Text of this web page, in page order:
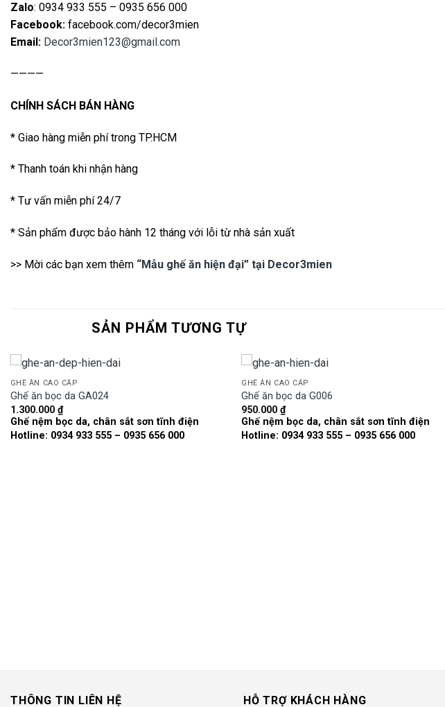
Zalo: 0934 933 555 – 0935 656 000
Facebook: facebook.com/decor3mien
Email: Decor3mien123@gmail.com
————
CHÍNH SÁCH BÁN HÀNG
* Giao hàng miễn phí trong TP.HCM
* Thanh toán khi nhận hàng
* Tư vấn miễn phí 24/7
* Sản phẩm được bảo hành 12 tháng với lỗi từ nhà sản xuất
>> Mời các bạn xem thêm “Mẫu ghế ăn hiện đại” tại Decor3mien
SẢN PHẨM TƯƠNG TỰ
Add to
wishlist
GHẾ ĂN CAO CẤP
Ghế ăn bọc da GA024
1.300.000 ₫
Ghế nệm bọc da, chân sắt sơn tĩnh điện
Hotline: 0934 933 555 – 0935 656 000
Add to
wishlist
GHẾ ĂN CAO CẤP
Ghế ăn bọc da G006
950.000₫
Ghế nệm bọc da, chân sắt sơn tĩnh điện
Hotline: 0934 933 555 – 0935 656 000
THÔNG TIN LIÊN HỆ HỖ TRỢ KHÁCH HÀNG